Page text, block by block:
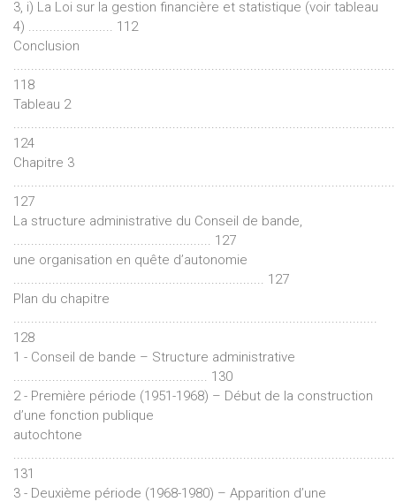
3, i) La Loi sur la gestion financière et statistique (voir tableau
4) ........................ 112
Conclusion
118
Tableau 2
124
Chapitre 3
127
La structure administrative du Conseil de bande,
........................................................ 127
une organisation en quête d’autonomie
....................................................................... 127
Plan du chapitre
.......................................................................................................
128
1 - Conseil de bande – Structure administrative
....................................................... 130
2 - Première période (1951-1968) – Début de la construction
d’une fonction publique
autochtone
131
3 - Deuxième période (1968-1980) – Apparition d’une